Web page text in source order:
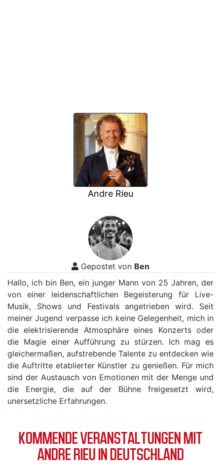
Andre Rieu
Gepostet von Ben
Hallo, ich bin Ben, ein junger Mann von 25 Jahren, der
von einer leidenschaftlichen Begeisterung für Live-
Musik, Shows und Festivals angetrieben wird. Seit
meiner Jugend verpasse ich keine Gelegenheit, mich in
die elektrisierende Atmosphäre eines Konzerts oder
die Magie einer Aufführung zu stürzen. Ich mag es
gleichermaßen, aufstrebende Talente zu entdecken wie
die Auftritte etablierter Künstler zu genießen. Für mich
sind der Austausch von Emotionen mit der Menge und
die Energie, die auf der Bühne freigesetzt wird,
unersetzliche Erfahrungen.
KOMMENDE VERANSTALTUNGEN MIT
ANDRE RIEU IN DEUTSCHLAND